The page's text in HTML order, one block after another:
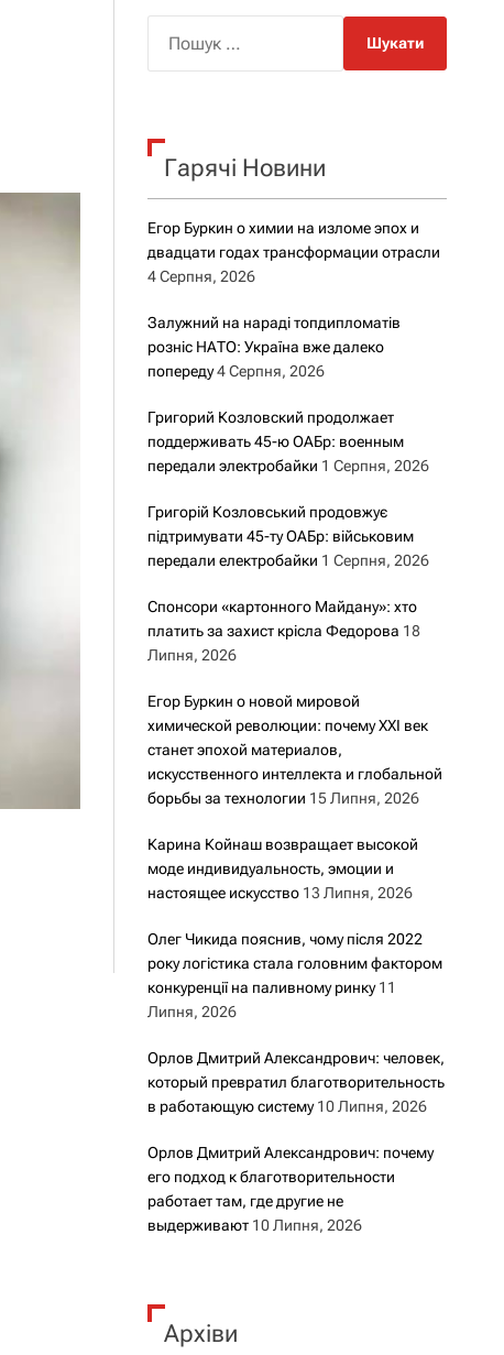
о
у
к
Гарячі Новини
Егор Буркин о химии на изломе эпох и
двадцати годах трансформации отрасли
4 Серпня, 2026
Залужний на нараді топдипломатів
розніс НАТО: Україна вже далеко
попереду 4 Серпня, 2026
Григорий Козловский продолжает
поддерживать 45-ю ОАБр: военным
передали электробайки 1 Серпня, 2026
Григорій Козловський продовжує
підтримувати 45-ту ОАБр: військовим
передали електробайки 1 Серпня, 2026
Спонсори «картонного Майдану»: хто
платить за захист крісла Федорова 18
Липня, 2026
Егор Буркин о новой мировой
химической революции: почему XXI век
станет эпохой материалов,
искусственного интеллекта и глобальной
борьбы за технологии 15 Липня, 2026
Карина Койнаш возвращает высокой
моде индивидуальность, эмоции и
настоящее искусство 13 Липня, 2026
Олег Чикида пояснив, чому після 2022
року логістика стала головним фактором
конкуренції на паливному ринку 11
Липня, 2026
Орлов Дмитрий Александрович: человек,
который превратил благотворительность
в работающую систему 10 Липня, 2026
Орлов Дмитрий Александрович: почему
его подход к благотворительности
работает там, где другие не
выдерживают 10 Липня, 2026
Архіви